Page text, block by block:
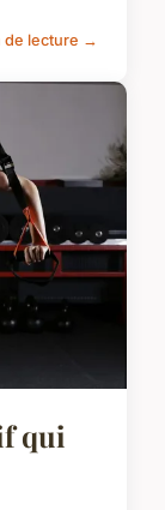
de lecture →
qui